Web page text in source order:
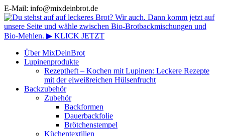
E-Mail: info@mixdeinbrot.de
Über MixDeinBrot
Lupinenprodukte
Rezeptheft – Kochen mit Lupinen: Leckere Rezepte
mit der eiweißreichen Hülsenfrucht
Backzubehör
Zubehör
Backformen
Dauerbackfolie
Brötchenstempel
Küchentextilien